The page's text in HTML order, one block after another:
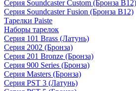
Серия Soundcaster Custom (Бронза B12)
Серия Soundcaster Fusion (Бронза B12)
Тарелки Paiste
Наборы тарелок
Серия 101 Brass (Латунь)
Серия 2002 (Бронза)
Серия 201 Bronze (Бронза)
Серия 900 Series (Бронза)
Серия Masters (Бронза)
Серия PST 3 (Латунь)